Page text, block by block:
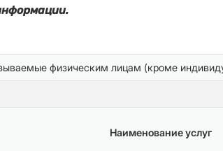
физическим лицам (кроме
Наименование услуг